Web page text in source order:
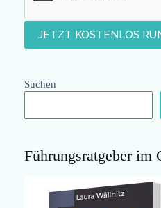
Suchen
Führungsratgeber im